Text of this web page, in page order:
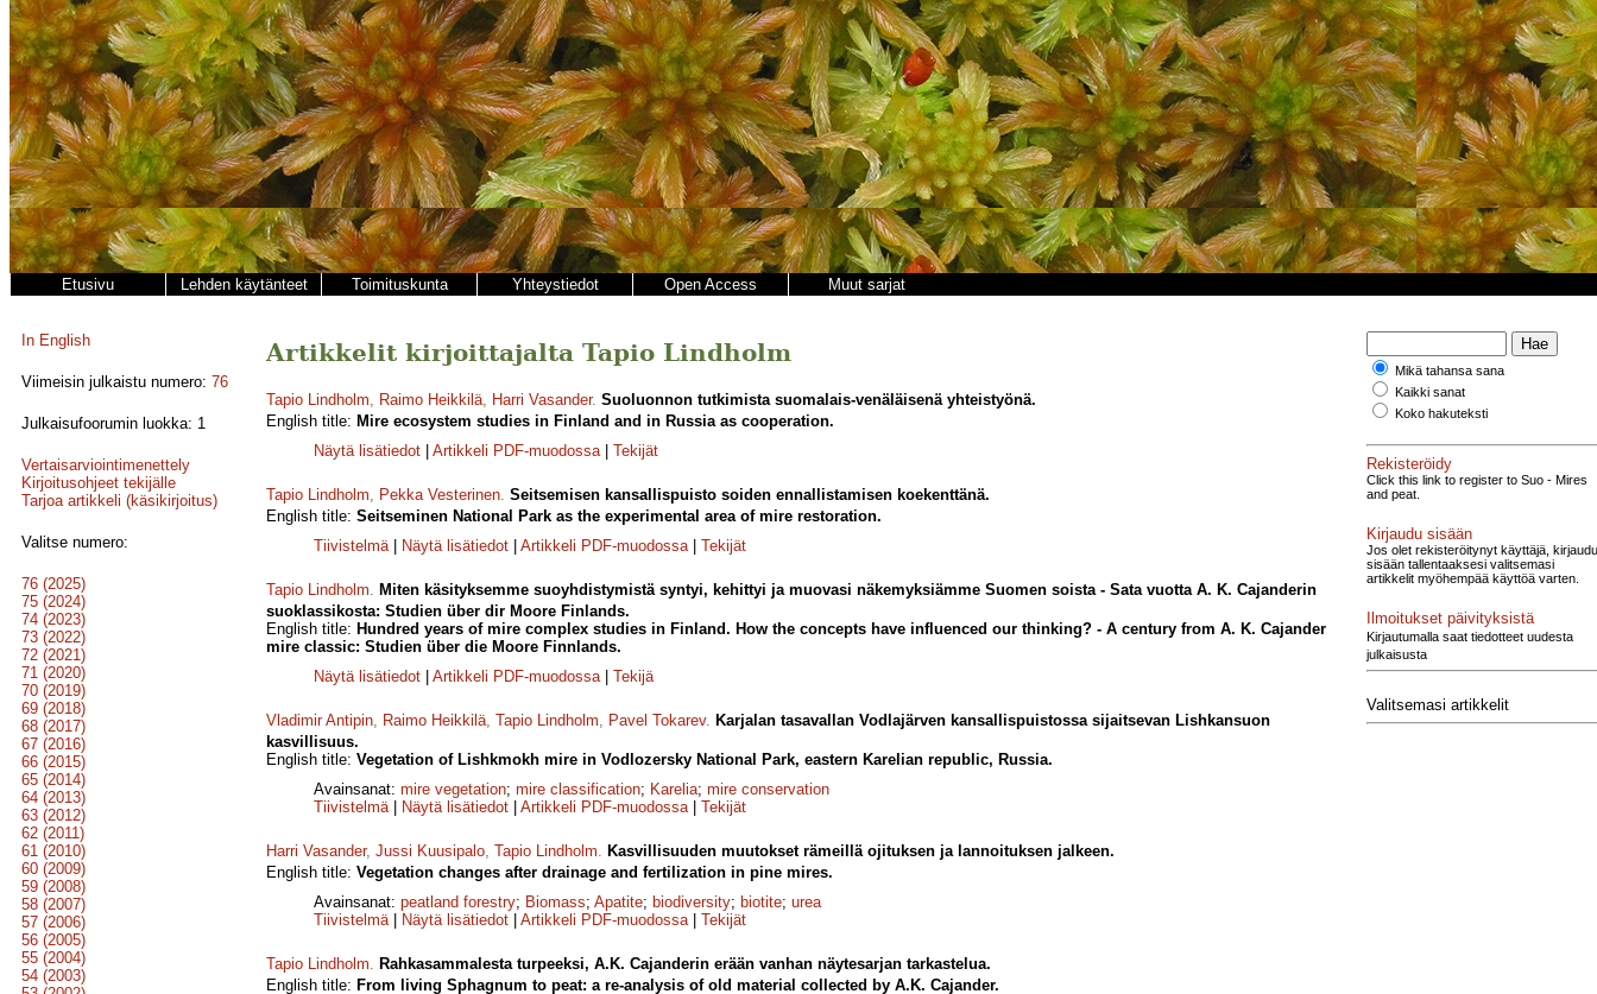
Etusivu Lehden käytänteet Toimituskunta Yhteystiedot Open Access Muut sarjat
In English
Viimeisin julkaistu numero: 76
Julkaisufoorumin luokka: 1
Vertaisarviointimenettely
Kirjoitusohjeet tekijälle
Tarjoa artikkeli (käsikirjoitus)
Valitse numero:
76 (2025)
75 (2024)
74 (2023)
73 (2022)
72 (2021)
71 (2020)
70 (2019)
69 (2018)
68 (2017)
67 (2016)
66 (2015)
65 (2014)
64 (2013)
63 (2012)
62 (2011)
61 (2010)
60 (2009)
59 (2008)
58 (2007)
57 (2006)
56 (2005)
55 (2004)
54 (2003)
Artikkelit kirjoittajalta Tapio Lindholm
Tapio Lindholm, Raimo Heikkilä, Harri Vasander. Suoluonnon tutkimista suomalais-venäläisenä yhteistyönä.
English title: Mire ecosystem studies in Finland and in Russia as cooperation.
Näytä lisätiedot
Artikkeli PDF-muodossa| Tekijät
Tapio Lindholm, Pekka Vesterinen. Seitsemisen kansallispuisto soiden ennallistamisen koekenttänä.
English title: Seitseminen National Park as the experimental area of mire restoration.
Tiivistelmä| Näytä lisätiedot Artikkeli PDF-muodossa| Tekijät
Tapio Lindholm. Miten käsityksemme suoyhdistymistä syntyi, kehittyi ja muovasi näkemyksiämme Suomen soista - Sata vuotta A. K. Cajanderin
suoklassikosta: Studien über dir Moore Finlands.
English title: Hundred years of mire complex studies in Finland. How the concepts have influenced our thinking? - A century from A. K. Cajander
mire classic: Studien über die Moore Finnlands.
Näytä lisätiedot
Artikkeli PDF-muodossa| Tekijä
Vladimir Antipin, Raimo Heikkilä, Tapio Lindholm, Pavel Tokarev. Karjalan tasavallan Vodlajärven kansallispuistossa sijaitsevan Lishkansuon
kasvillisuus.
English title: Vegetation of Lishkmokh mire in Vodlozersky National Park, eastern Karelian republic, Russia.
Avainsanat: mire vegetation; mire classification; Karelia; mire conservation
Tiivistelmä| Näytä lisätiedot Artikkeli PDF-muodossa| Tekijät
Harri Vasander, Jussi Kuusipalo, Tapio Lindholm. Kasvillisuuden muutokset rämeillä ojituksen ja lannoituksen jalkeen.
English title: Vegetation changes after drainage and fertilization in pine mires.
Avainsanat: peatland forestry; Biomass; Apatite; biodiversity; biotite; urea
Tiivistelmä| Näytä lisätiedot Artikkeli PDF-muodossa| Tekijät
Tapio Lindholm. Rahkasammalesta turpeeksi, A.K. Cajanderin erään vanhan näytesarjan tarkastelua.
English title: From living Sphagnum to peat: a re-analysis of old material collected by A.K. Cajander.
Mikä tahansa sana
Kaikki sanat
Koko hakuteksti
Rekisteröidy
Click this link to register to Suo - Mires
and peat.
Kirjaudu sisään
Jos olet rekisteröitynyt käyttäjä, kirjaudu
sisään tallentaaksesi valitsemasi
artikkelit myöhempää käyttöä varten.
Ilmoitukset päivityksistä
Kirjautumalla saat tiedotteet uudesta
julkaisusta
Valitsemasi artikkelit